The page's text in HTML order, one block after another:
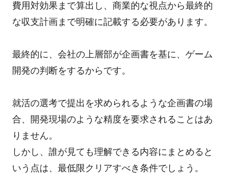
費用対効果まで算出し、商業的な視点から最終的
な収支計画まで明確に記載する必要があります。
最終的に、会社の上層部が企画書を基に、ゲーム
開発の判断をするからです。
就活の選考で提出を求められるような企画書の場
合、開発現場のような精度を要求されることはあ
りません。
しかし、誰が見ても理解できる内容にまとめると
いう点は、最低限クリアすべき条件でしょう。